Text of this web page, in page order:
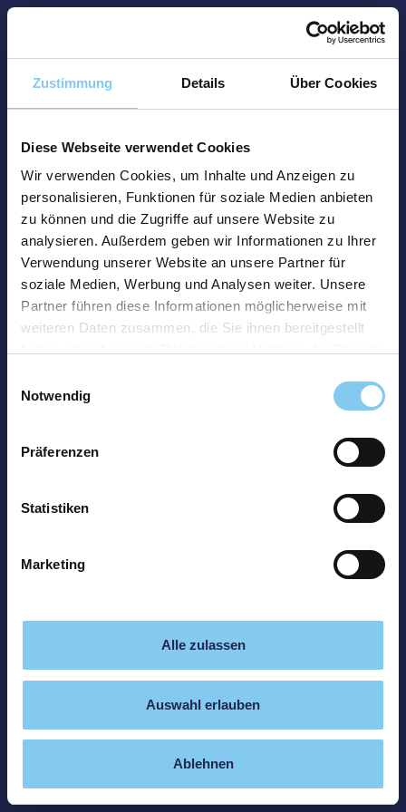
Zustimmung Details Über Cookies
Diese Webseite verwendet Cookies
Wir verwenden Cookies, um Inhalte und Anzeigen zu
personalisieren, Funktionen für soziale Medien anbieten
zu können und die Zugriffe auf unsere Website zu
analysieren. Außerdem geben wir Informationen zu Ihrer
Verwendung unserer Website an unsere Partner für
soziale Medien, Werbung und Analysen weiter. Unsere
Partner führen diese Informationen möglicherweise mit
weiteren Daten zusammen, die Sie ihnen bereitgestellt
Notwendig
Präferenzen
Statistiken
Marketing
Alle zulassen
Auswahl erlauben
Ablehnen